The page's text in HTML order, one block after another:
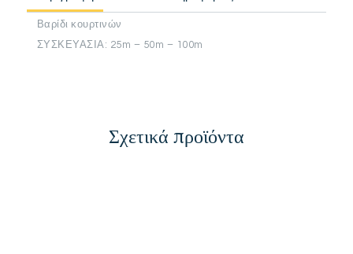
Βαρίδι κουρτινών
ΣΥΣΚΕΥΑΣΙΑ: 25m – 50m – 100m
Σχετικά προϊόντα